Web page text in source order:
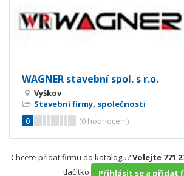
WAGNER stavební spol. s r.o.
Vyškov
Stavební firmy, společnosti
0
(0 hodnocení)
Chcete přidat firmu do katalogu?Volejte 771
tlačítko
Přihlásit se a přidat